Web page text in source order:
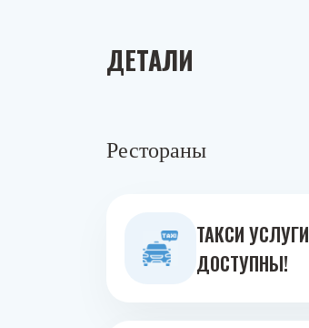
ДЕТАЛИ
Рестораны
ТАКСИ УСЛУГИ
ДОСТУПНЫ!